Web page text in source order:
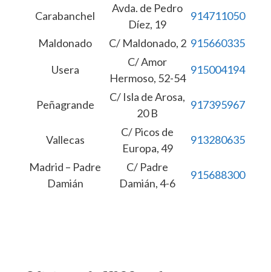
Carabanchel
Avda. de Pedro
Díez, 19
914711050
Maldonado C/ Maldonado, 2 915660335
Usera
C/ Amor
Hermoso, 52-54
915004194
Peñagrande
C/ Isla de Arosa,
20 B
917395967
Vallecas
C/ Picos de
Europa, 49
913280635
Madrid – Padre
Damián
C/ Padre
Damián, 4-6
915688300